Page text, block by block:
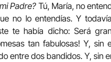
Padre?Tú, María, no
no lo entendías. Y
te había dicho: Será
tan fabulosas! Y,
entre dos bandidos. Y, sin